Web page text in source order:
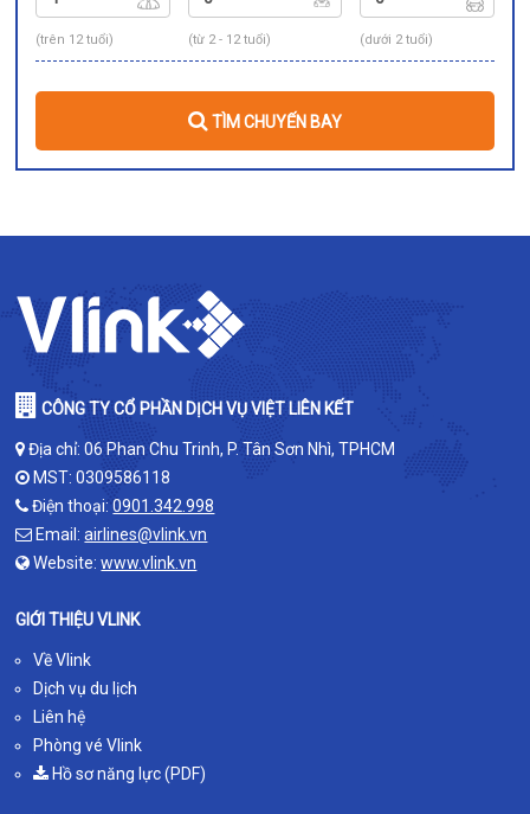
(trên 12 tuổi) (từ 2 - 12 tuổi) (dưới 2 tuổi)
TÌM CHUYẾN BAY
CÔNG TY CỔ PHẦN DỊCH VỤ VIỆT LIÊN KẾT
Địa chỉ: 06 Phan Chu Trinh, P. Tân Sơn Nhì, TPHCM
MST: 0309586118
Điện thoại:0901.342.998
Email:airlines@vlink.vn
Website:www.vlink.vn
GIỚI THIỆU VLINK
Về Vlink
Dịch vụ du lịch
Liên hệ
Phòng vé Vlink
Hồ sơ năng lực (PDF)